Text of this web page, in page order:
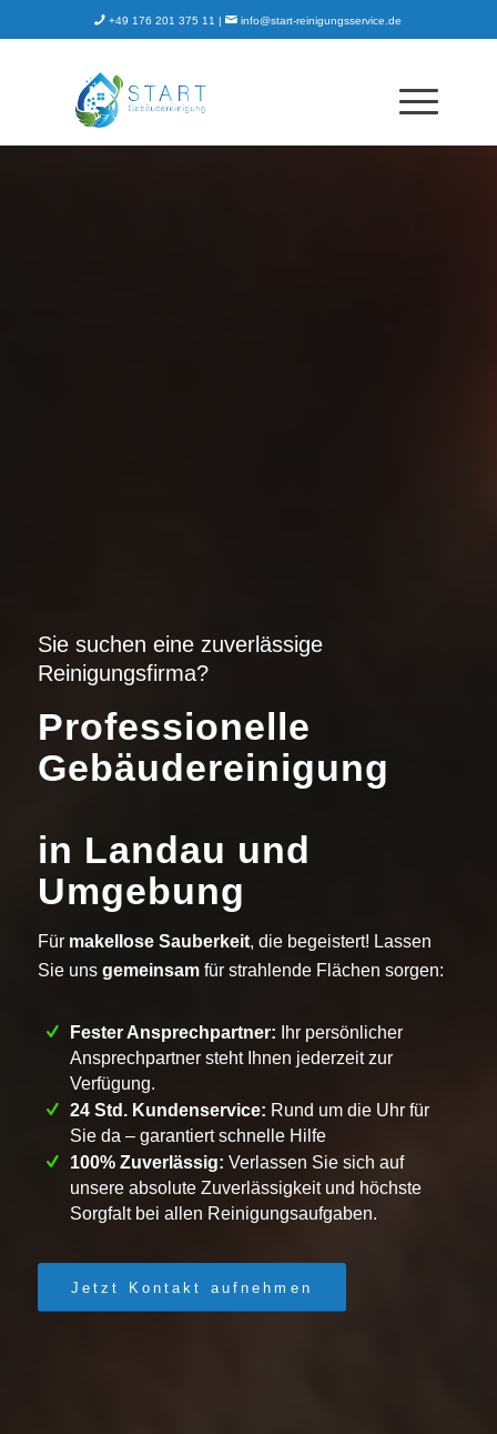
+49 176 201 375 11 | info@start-reinigungsservice.de
Sie suchen eine zuverlässige
Reinigungsfirma?
Professionelle
Gebäudereinigung
in Landau und
Umgebung
Für makellose Sauberkeit, die begeistert! Lassen
Sie uns gemeinsam für strahlende Flächen sorgen:
Fester Ansprechpartner: Ihr persönlicher
Ansprechpartner steht Ihnen jederzeit zur
Verfügung.
24 Std. Kundenservice: Rund um die Uhr für
Sie da – garantiert schnelle Hilfe
100% Zuverlässig: Verlassen Sie sich auf
unsere absolute Zuverlässigkeit und höchste
Sorgfalt bei allen Reinigungsaufgaben.
Jetzt Kontakt aufnehmen